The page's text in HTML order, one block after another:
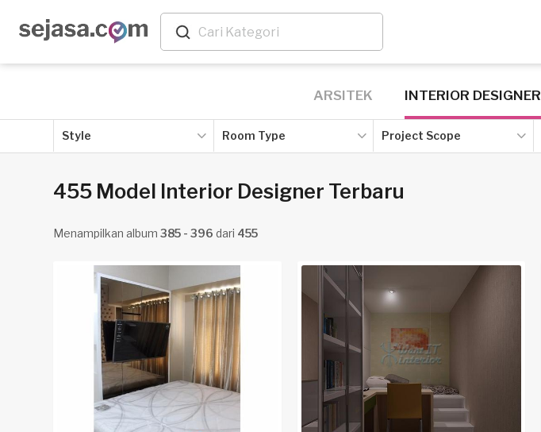
ARSITEK INTERIOR DESIGNER
Style Room Type Project Scope
455 Model Interior Designer Terbaru
Menampilkan album 385 - 396 dari 455